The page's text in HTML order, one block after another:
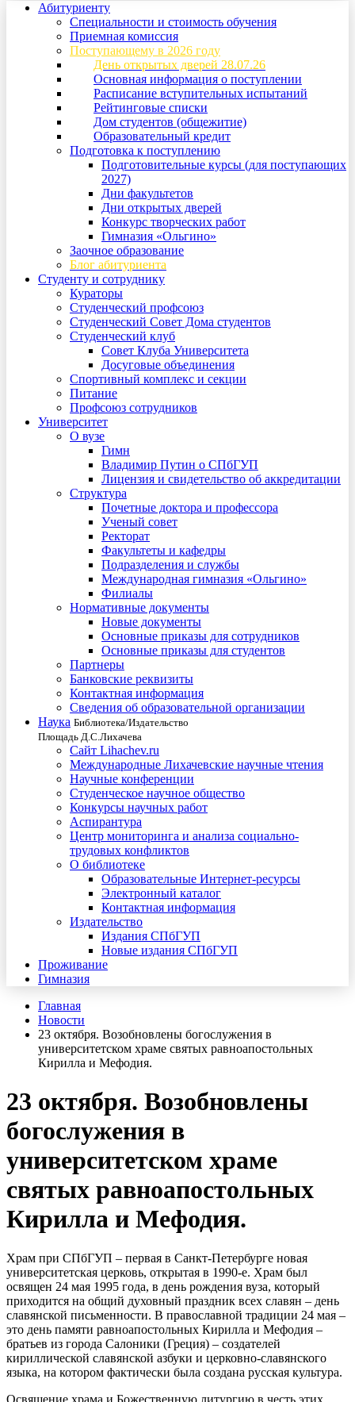
Абитуриенту
Специальности и стоимость обучения
Приемная комиссия
Поступающему в 2026 году
День открытых дверей 28.07.26
Основная информация о поступлении
Расписание вступительных испытаний
Рейтинговые списки
Дом студентов (общежитие)
Образовательный кредит
Подготовка к поступлению
Подготовительные курсы (для поступающих
2027)
Дни факультетов
Дни открытых дверей
Конкурс творческих работ
Гимназия «Ольгино»
Заочное образование
Блог абитуриента
Студенту и сотруднику
Кураторы
Студенческий профсоюз
Студенческий Совет Дома студентов
Студенческий клуб
Совет Клуба Университета
Досуговые объединения
Спортивный комплекс и секции
Питание
Профсоюз сотрудников
Университет
О вузе
Гимн
Владимир Путин о СПбГУП
Лицензия и свидетельство об аккредитации
Структура
Почетные доктора и профессора
Ученый совет
Ректорат
Факультеты и кафедры
Подразделения и службы
Международная гимназия «Ольгино»
Филиалы
Нормативные документы
Новые документы
Основные приказы для сотрудников
Основные приказы для студентов
Партнеры
Банковские реквизиты
Контактная информация
Сведения об образовательной организации
Наука Библиотека/Издательство
Площадь Д.С.Лихачева
Сайт Lihachev.ru
Международные Лихачевские научные чтения
Научные конференции
Студенческое научное общество
Конкурсы научных работ
Аспирантура
Центр мониторинга и анализа социально-
трудовых конфликтов
О библиотеке
Образовательные Интернет-ресурсы
Электронный каталог
Контактная информация
Издательство
Издания СПбГУП
Новые издания СПбГУП
Проживание
Гимназия
Главная
Новости
23 октября. Возобновлены богослужения в
университетском храме святых равноапостольных
Кирилла и Мефодия.
23 октября. Возобновлены
богослужения в
университетском храме
святых равноапостольных
Кирилла и Мефодия.
Храм при СПбГУП – первая в Санкт-Петербурге новая
университетская церковь, открытая в 1990-е. Храм был
освящен 24 мая 1995 года, в день рождения вуза, который
приходится на общий духовный праздник всех славян – день
славянской письменности. В православной традиции 24 мая –
это день памяти равноапостольных Кирилла и Мефодия –
братьев из города Салоники (Греция) – создателей
кириллической славянской азбуки и церковно-славянского
языка, на котором фактически была создана русская культура.
Освящение храма и Божественную литургию в честь этих